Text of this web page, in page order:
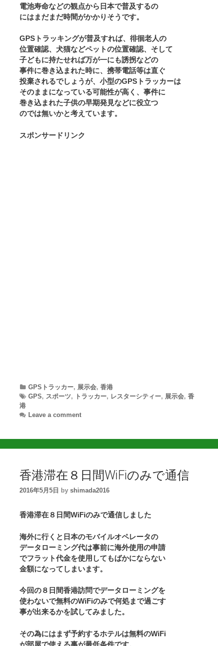
電池寿命などの観点から日本で普及するの
にはまだまだ時間がかかりそうです。
GPSトラッキングが普及すれば、徘徊老人の
位置確認、犬猫などペットの位置確認、そして
子どもに持たせれば万が一にも誘拐などの
事件に巻き込まれた時に、携帯電話等は直ぐ
投棄されるでしょうが、小型のGPSトラッカーは
そのままになっている可能性が高く、事件に
巻き込まれた子供の早期発見などに役立つ
のでは無いかと考えています。
スポンサードリンク
Categories
GPSトラッカー, 展示会, 香港
Tags
GPS, スポーツ, トラッカー, レスターシティー, 展示会, 香
港
Leave a comment
香港滞在８日間WiFiのみで通信
2016年5月5日 by shimada2016
香港滞在８日間WiFiのみで通信しました
海外に行くと日本のモバイルオペレータの
データローミング代は事前に海外使用の申請
でフラット代金を使用してもばかにならない
金額になってしまいます。
今回の８日間香港訪問でデータローミングを
使わないで無料のWiFiのみで何処まで過ごす
事が出来るかを試してみました。
その為にはまず予約するホテルは無料のWiFi
が部屋で使える事が最低条件です。